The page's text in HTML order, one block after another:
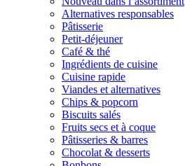
Alternatives responsables
Pâtisserie
Petit-déjeuner
Café & thé
Ingrédients de cuisine
Cuisine rapide
Viandes et alternatives
Chips & popcorn
Biscuits salés
Fruits secs et à coque
Pâtisseries & barres
Chocolat & desserts